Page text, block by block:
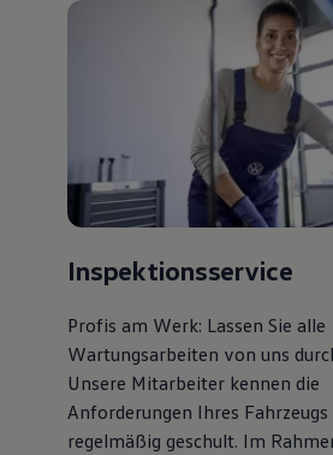
Inspektionsservice
Profis am Werk: Lassen Sie alle
Wartungsarbeiten von uns
Unsere Mitarbeiter kennen die
Anforderungen Ihres
regelmäßig geschult. Im